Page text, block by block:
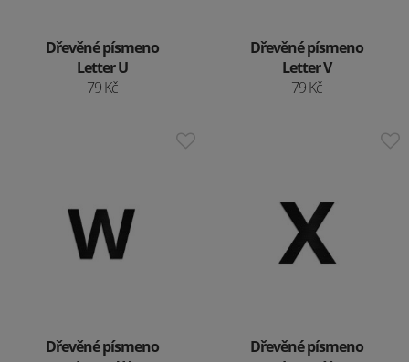
Dřevěné písmeno
Letter U
79 Kč
Dřevěné písmeno
Letter V
79 Kč
Dřevěné písmeno
Dřevěné písmeno